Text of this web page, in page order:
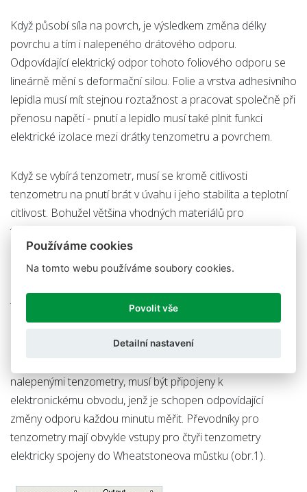
Když působí síla na povrch, je výsledkem změna délky
povrchu a tím i nalepeného drátového odporu.
Odpovídající elektrický odpor tohoto foliového odporu se
lineárně mění s deformační silou. Folie a vrstva adhesivního
lepidla musí mít stejnou roztažnost a pracovat společně při
přenosu napětí - pnutí a lepidlo musí také plnit funkci
elektrické izolace mezi drátky tenzometru a povrchem.
Když se vybírá tenzometr, musí se kromě citlivosti
tenzometru na pnutí brát v úvahu i jeho stabilita a teplotní
citlivost. Bohužel většina vhodných materiálů pro
tenzometrické snímače jsou také citlivé na teplotní změny a
mají sklon měnit odpor s časem. Pro účely krátkých testů a
zkoušek to nemusí mít význam, ale pro kontinuální
teplotu a kompenzace driftu.
nalepenými tenzometry, musí být připojeny k
elektronickému obvodu, jenž je schopen odpovídající
změny odporu každou minutu měřit. Převodníky pro
tenzometry mají obvykle vstupy pro čtyři tenzometry
elektricky spojeny do Wheatstoneova můstku (obr.1).
Používáme cookies
Na tomto webu používáme soubory cookies.
Povolit vše
Detailní nastavení